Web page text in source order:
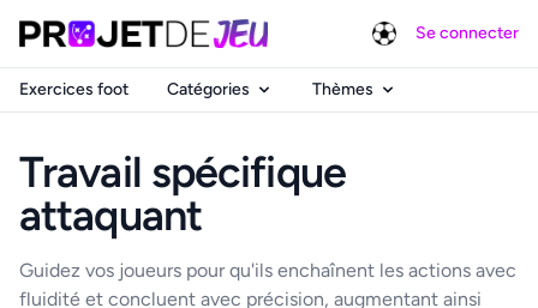
Se connecter
Exercices foot Catégories Thèmes
Travail spécifique
attaquant
Guidez vos joueurs pour qu'ils enchaînent les actions avec
fluidité et concluent avec précision, augmentant ainsi